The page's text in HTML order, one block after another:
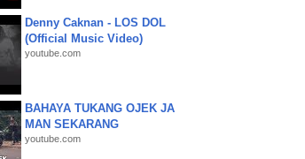
Denny Caknan - LOS DOL
(Official Music Video)
youtube.com
BAHAYA TUKANG OJEK JA
MAN SEKARANG
youtube.com